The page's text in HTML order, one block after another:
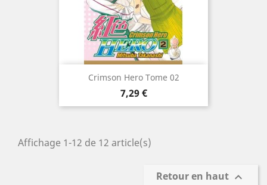
Crimson Hero Tome 02
Prix
7,29 €
Affichage 1-12 de 12 article(s)
Retour en haut 